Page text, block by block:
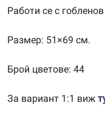
1:4-
Работи се с
Размер: 51×69 см.
Брой цветове: 44
За вариант 1:1 виж